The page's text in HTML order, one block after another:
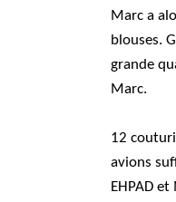
Marc a
blouses.
grande
Marc.
12
avions
EHPAD